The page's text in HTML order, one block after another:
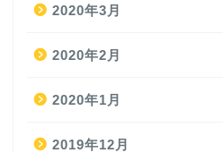
2020年3月
2020年2月
2020年1月
2019年12月